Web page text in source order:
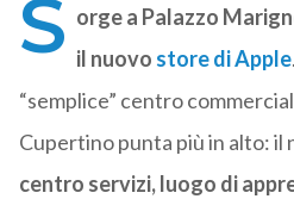
S orge a Palazzo
il nuovo store di Apple
“semplice” centro
Cupertino punta più in alto: il
centro servizi,luogo di